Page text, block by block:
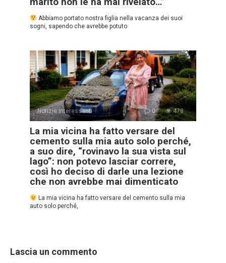
Abbiamo portato nostra figlia nella vacanza dei suoi
sogni, sapendo che avrebbe potuto
Notizie interessanti 0 478
La mia vicina ha fatto versare del
cemento sulla mia auto solo perché,
a suo dire, “rovinavo la sua vista sul
lago”: non potevo lasciar correre,
così ho deciso di darle una lezione
che non avrebbe mai dimenticato
La mia vicina ha fatto versare del cemento sulla mia
auto solo perché,
Lascia un commento